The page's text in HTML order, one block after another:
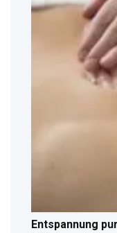
Entspannung